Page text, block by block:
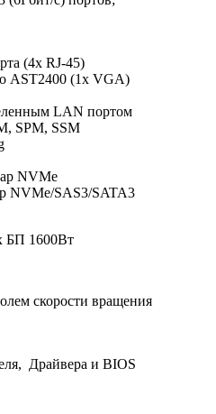
(4x RJ-45)
AST2400 (1x VGA)
LAN портом
SPM, SSM
NVMe
NVMe/SAS3/SATA3
БП 1600Вт
скорости вращения
Драйвера и BIOS